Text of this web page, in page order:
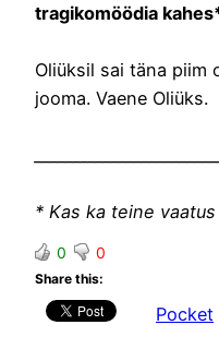
tragikomöödia
Oliüksil sai täna piim
jooma. Vaene Oliüks.
* Kas ka teine
0 0
Share this:
Pocket